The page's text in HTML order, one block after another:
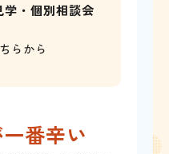
学・個別相談会
らから
番辛い